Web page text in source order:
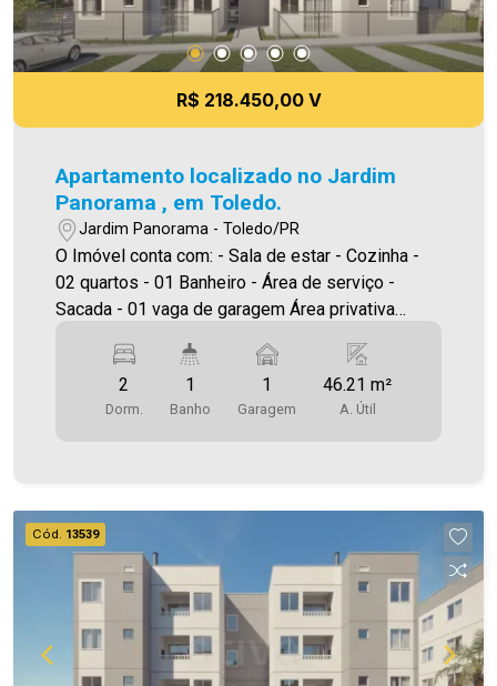
R$ 218.450,00 V
Apartamento localizado no Jardim
Panorama , em Toledo.
Jardim Panorama - Toledo/PR
O Imóvel conta com: - Sala de estar - Cozinha -
02 quartos - 01 Banheiro - Área de serviço -
Sacada - 01 vaga de garagem Área privativa
das maiores carteiras de imóveis administrados
na cidade, tanto para locação quanto para venda.
Aproveite essa oportunidade! A hora de encontrar
prestadas são verdadeiras, todavia, reservamo-
nos o direito de corrigir qualquer erro de
digitação e/ou ortografia, bem como alteração
dos preços e imagens. Fotos meramente
ilustrativas
2
Dorm.
1
Banho
1
Garagem
46.21 m²
A. Útil
Cód. 13539